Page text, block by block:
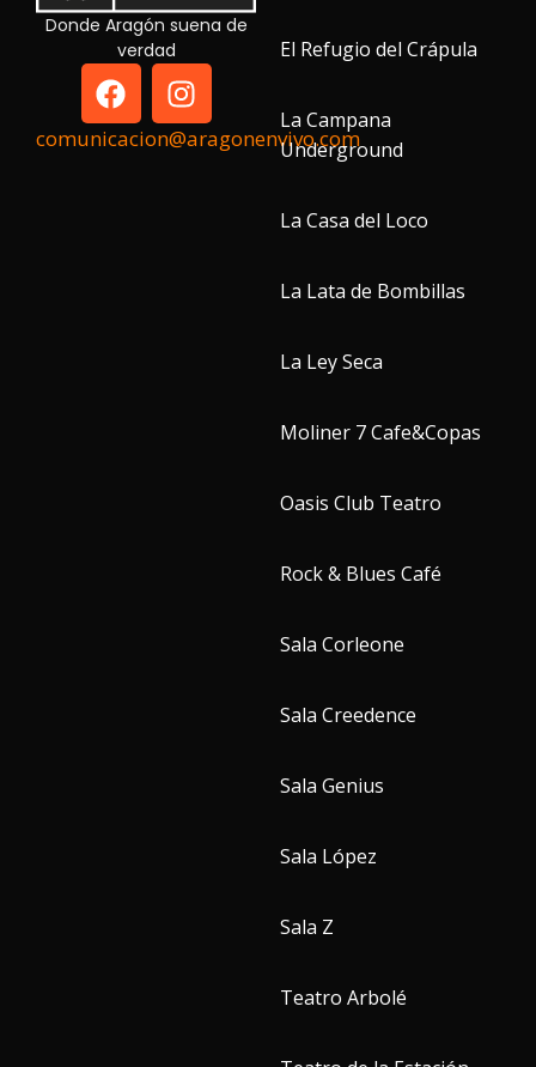
Donde Aragón suena de
verdad
comunicacion@aragonenvivo.com
El Refugio del Crápula
La Campana
Underground
La Casa del Loco
La Lata de Bombillas
La Ley Seca
Moliner 7 Cafe&Copas
Oasis Club Teatro
Rock & Blues Café
Sala Corleone
Sala Creedence
Sala Genius
Sala López
Sala Z
Teatro Arbolé